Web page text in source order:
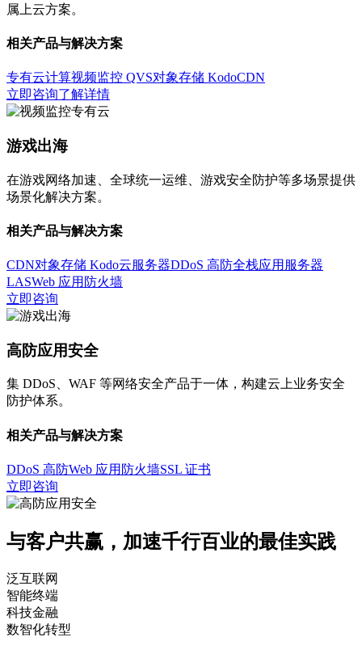
属上云方案。
相关产品与解决方案
专有云计算视频监控 QVS对象存储 KodoCDN
立即咨询了解详情
游戏出海
在游戏网络加速、全球统一运维、游戏安全防护等多场景提供
场景化解决方案。
相关产品与解决方案
CDN对象存储 Kodo云服务器DDoS 高防全栈应用服务器
LASWeb 应用防火墙
立即咨询
高防应用安全
集 DDoS、WAF 等网络安全产品于一体，构建云上业务安全
防护体系。
相关产品与解决方案
DDoS 高防Web 应用防火墙SSL 证书
立即咨询
与客户共赢，加速千行百业的最佳实践
泛互联网
智能终端
科技金融
数智化转型